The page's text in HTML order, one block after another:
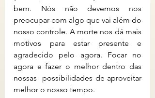
bem. Nós não devemos nos
preocupar com algo que vai além do
nosso controle. A morte nos dá mais
motivos para estar presente e
agradecido pelo agora. Focar no
agora e fazer o melhor dentro das
nossas  possibilidades de aproveitar
melhor o nosso tempo.